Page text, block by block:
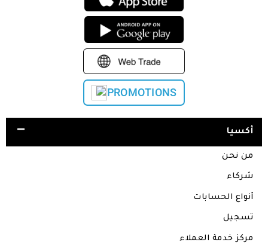
PROMOTIONS
أكسيا
من نحن
شركاء
أنواع الحسابات
تسجيل
مركز خدمة العملاء